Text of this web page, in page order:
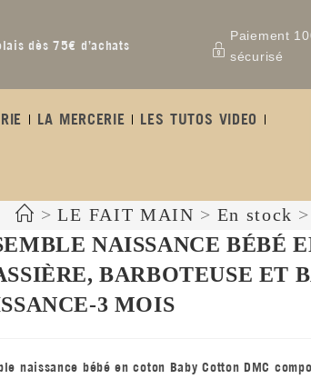
dès 75€ d’achats
Paiement
sécurisé
LA MERCERIE
LES TUTOS VIDEO
> LE FAIT MAIN > En stock >
NAISSANCE BÉBÉ
BARBOTEUSE ET
3 MOIS
naissance bébé en coton Baby Cotton DMC